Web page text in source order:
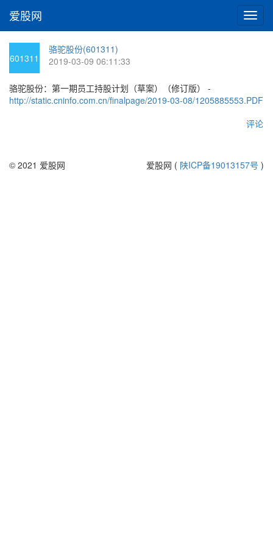
切
换
爱股网
601311
骆驼股份(601311)
2019-03-09 06:11:33
骆驼股份：第一期员工持股计划（草案）（修订版） -
http://static.cninfo.com.cn/finalpage/2019-03-08/1205885553.PDF
评论
© 2021 爱股网 爱股网 ( 陕ICP备19013157号 )